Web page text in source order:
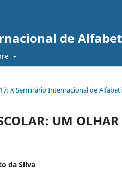
de
X Seminário Internacional de
UM
da Silva